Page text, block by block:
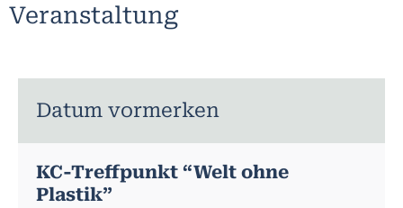
Veranstaltung
Datum vormerken
KC-Treffpunkt “Welt ohne
Plastik”